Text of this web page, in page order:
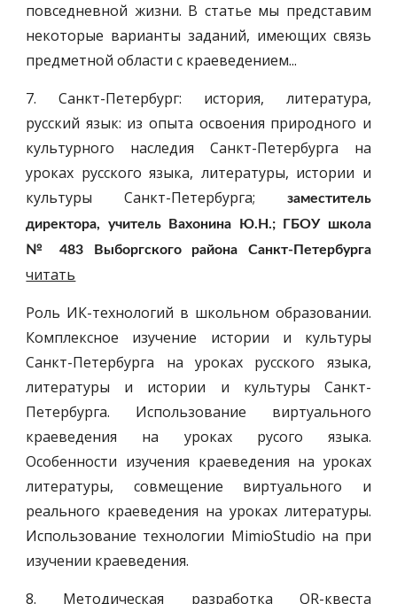
повседневной жизни. В статье мы представим
некоторые варианты заданий, имеющих связь
предметной области с краеведением...
7. Санкт-Петербург: история, литература,
русский язык: из опыта освоения природного и
культурного наследия Санкт-Петербурга на
уроках русского языка, литературы, истории и
культуры Санкт-Петербурга;
заместитель
директора, учитель Вахонина Ю.Н.; ГБОУ школа
№ 483 Выборгского района Санкт-Петербурга
читать
Роль ИК-технологий в школьном образовании.
Комплексное изучение истории и культуры
Санкт-Петербурга на уроках русского языка,
литературы и истории и культуры Санкт-
Петербурга. Использование виртуального
краеведения на уроках русого языка.
Особенности изучения краеведения на уроках
литературы, совмещение виртуального и
реального краеведения на уроках литературы.
Использование технологии MimioStudio на при
изучении краеведения.
8. Методическая разработка QR-квеста